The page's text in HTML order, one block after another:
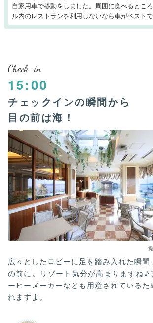
自家用車で移動をしました。周囲に食べるとこ
ル内のレストランを利用しないなら車がベストで
Check-in
15:00
チェックインの瞬間から
目の前は海！
広々としたロビーに足を踏み入れた瞬間
の前に。リゾート気分が高まりますね♪
ーヒーメーカーなども用意されているた
れますよ。